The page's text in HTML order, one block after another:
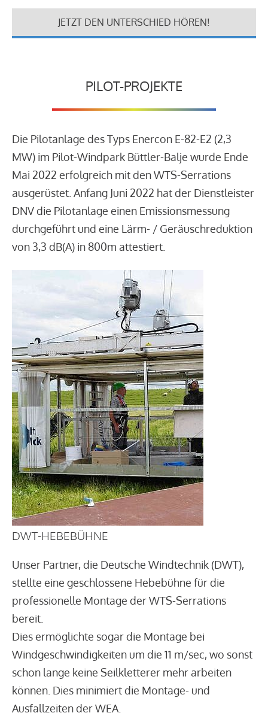
JETZT DEN UNTERSCHIED HÖREN!
PILOT-PROJEKTE
Die Pilotanlage des Typs Enercon E-82-E2 (2,3
MW) im Pilot-Windpark Büttler-Balje wurde Ende
Mai 2022 erfolgreich mit den WTS-Serrations
ausgerüstet. Anfang Juni 2022 hat der Dienstleister
DNV die Pilotanlage einen Emissionsmessung
durchgeführt und eine Lärm- / Geräuschreduktion
von 3,3 dB(A) in 800m attestiert.
DWT-HEBEBÜHNE
Unser Partner, die Deutsche Windtechnik (DWT),
stellte eine geschlossene Hebebühne für die
professionelle Montage der WTS-Serrations
bereit.
Dies ermöglichte sogar die Montage bei
Windgeschwindigkeiten um die 11 m/sec, wo sonst
schon lange keine Seilkletterer mehr arbeiten
können. Dies minimiert die Montage- und
Ausfallzeiten der WEA.